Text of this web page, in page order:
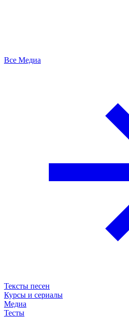
Все Медиа
Тексты песен
Курсы и сериалы
Медиа
Тесты